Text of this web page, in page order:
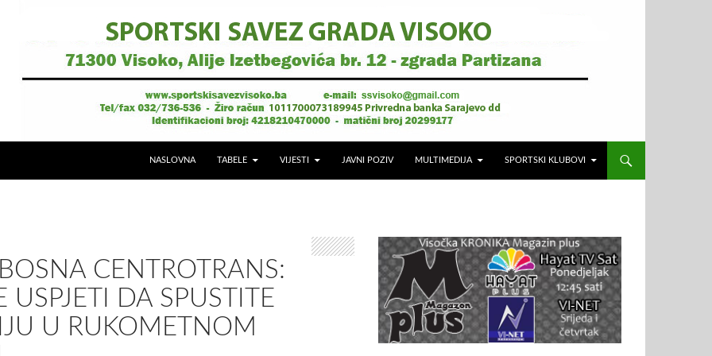
NASLOVNA TABELE VIJESTI JAVNI POZIV MULTIMEDIJA SPORTSKI KLUBOVI
CENTROTRANS:
USPJETI DA SPUSTITE
U RUKOMETNOM